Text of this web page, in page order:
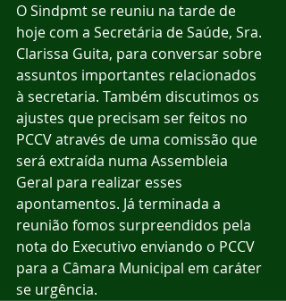
O Sindpmt se reuniu na tarde de
hoje com a Secretária de Saúde, Sra.
Clarissa Guita, para conversar sobre
assuntos importantes relacionados
à secretaria. Também discutimos os
ajustes que precisam ser feitos no
PCCV através de uma comissão que
será extraída numa Assembleia
Geral para realizar esses
apontamentos. Já terminada a
reunião fomos surpreendidos pela
nota do Executivo enviando o PCCV
para a Câmara Municipal em caráter
se urgência.